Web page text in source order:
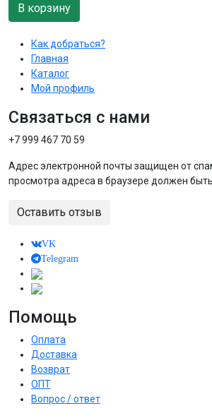
В корзину
Как добраться?
Главная
Каталог
Мой профиль
Связаться с нами
+7 999 467 70 59
Адрес электронной почты защищен от
просмотра адреса в браузере должен
Оставить отзыв
VK
Telegram
Помощь
Оплата
Доставка
Возврат
ОПТ
Вопрос / ответ